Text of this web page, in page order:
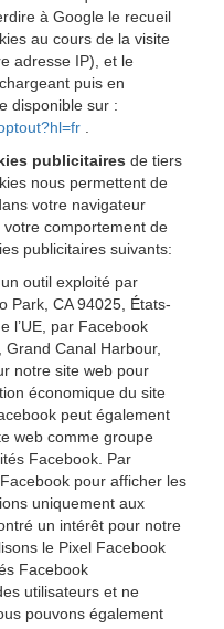
à Google le recueil
au cours de la visite
adresse IP), et le
puis en
disponible sur :
publicitaires de tiers
nous permettent de
votre navigateur
comportement de
publicitaires suivants:
, un outil exploité par
Park, CA 94025, États-
l’UE, par Facebook
Canal Harbour,
notre site web pour
économique du site
peut également
web comme groupe
Facebook. Par
pour afficher les
uniquement aux
un intérêt pour notre
le Pixel Facebook
Facebook
utilisateurs et ne
pouvons également